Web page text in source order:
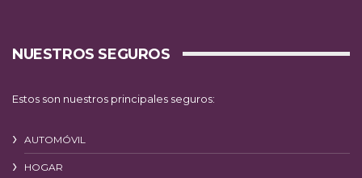
NUESTROS SEGUROS
Estos son nuestros principales seguros:
AUTOMÓVIL
HOGAR